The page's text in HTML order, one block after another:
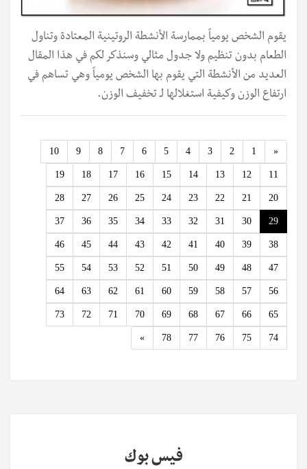
يقوم الشخص يومياً بممارسة الأنشطة الروتينية المعتادة وتناول
الطعام بدون تنظيم ولا جدول مثالي وسنذكر لكم في هذا المقال
العديد من الأنشطة التي يقوم بها الشخص يومياً وهي تساهم في
ارتفاع الوزن وكيفية استغلالها لـ تخفيف الوزن.
«
Previous
1
2
3
4
5
6
7
8
9
10
11
12
13
14
15
16
17
18
19
20
21
22
23
24
25
26
27
28
29
30
31
32
33
34
35
36
37
38
39
40
41
42
43
44
45
46
47
48
49
50
51
52
53
54
55
56
57
58
59
60
61
62
63
64
65
66
67
68
69
70
71
72
73
74
75
76
77
78
»
Next
فيس بوك